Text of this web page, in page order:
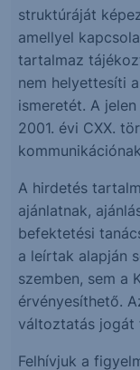
struktúráját
amellyel
tartalmaz
nem helyettesíti
ismeretét. A
2001. évi CXX.
A hirdetés
ajánlatnak,
befektetési
a leírtak alapján
szemben, sem a
érvényesíthető.
változtatás jogát
Felhívjuk a